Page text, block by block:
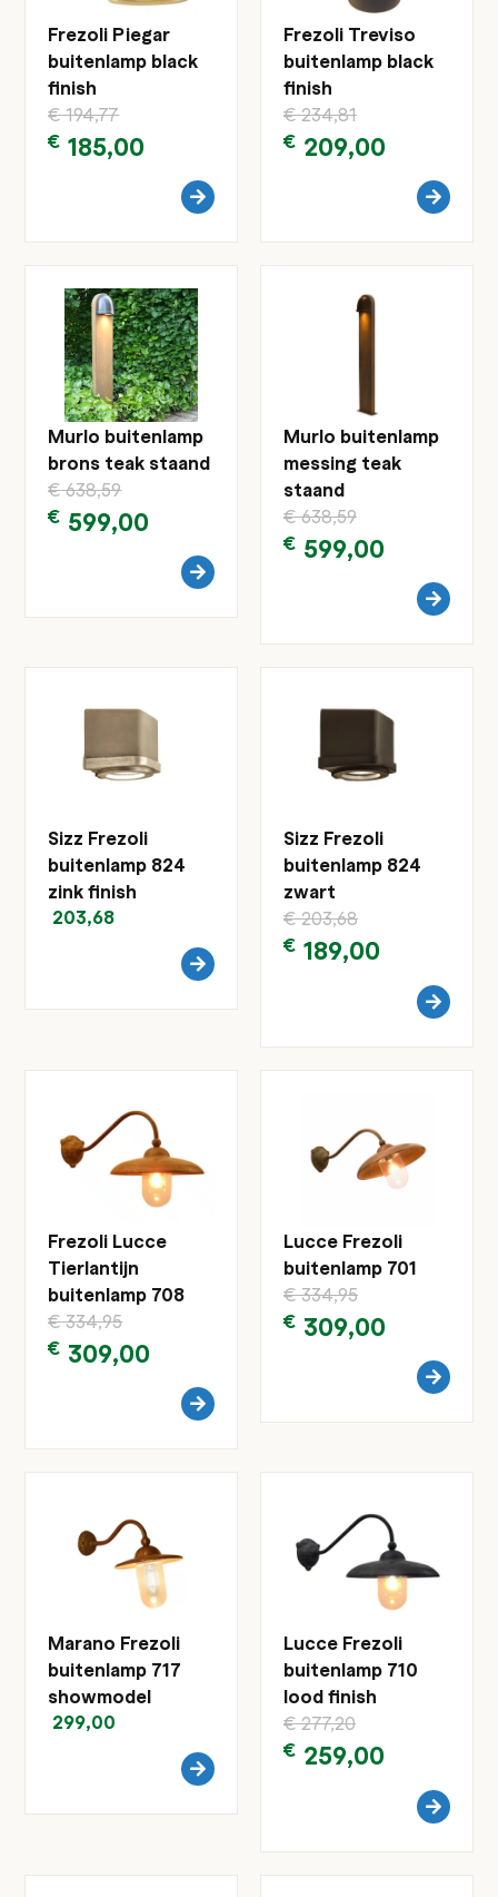
Frezoli Piegar
buitenlamp black
finish
€194,77
€ 185,00
Frezoli Treviso
buitenlamp black
finish
€234,81
€ 209,00
Murlo buitenlamp
brons teak staand
€638,59
€ 599,00
Murlo buitenlamp
messing teak
staand
€638,59
€ 599,00
Sizz Frezoli
buitenlamp 824
zink finish
203,68
Sizz Frezoli
buitenlamp 824
zwart
€203,68
€ 189,00
Frezoli Lucce
Tierlantijn
buitenlamp 708
€334,95
€ 309,00
Lucce Frezoli
buitenlamp 701
€334,95
€ 309,00
Marano Frezoli
buitenlamp 717
showmodel
299,00
Lucce Frezoli
buitenlamp 710
lood finish
€277,20
€ 259,00